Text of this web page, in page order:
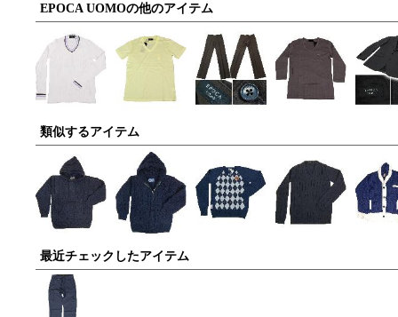
EPOCA UOMOの他のアイテム
類似するアイテム
最近チェックしたアイテム